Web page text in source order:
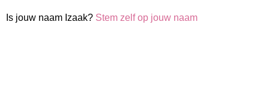
Is jouw naam Izaak? Stem zelf op jouw naam